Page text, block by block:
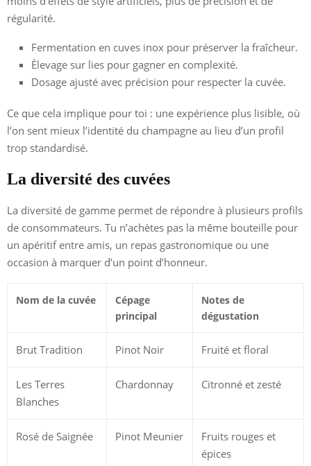
régularité.
Fermentation en cuves inox pour préserver la fraîcheur.
Élevage sur lies pour gagner en complexité.
Dosage ajusté avec précision pour respecter la cuvée.
Ce que cela implique pour toi : une expérience plus lisible, où
l’on sent mieux l’identité du champagne au lieu d’un profil
trop standardisé.
La diversité des cuvées
La diversité de gamme permet de répondre à plusieurs profils
de consommateurs. Tu n’achètes pas la même bouteille pour
un apéritif entre amis, un repas gastronomique ou une
occasion à marquer d’un point d’honneur.
Nom de la cuvée
Cépage
principal
Notes de
dégustation
Brut Tradition Pinot Noir Fruité et floral
Les Terres
Blanches
Chardonnay Citronné et zesté
Rosé de Saignée Pinot Meunier
Fruits rouges et
épices